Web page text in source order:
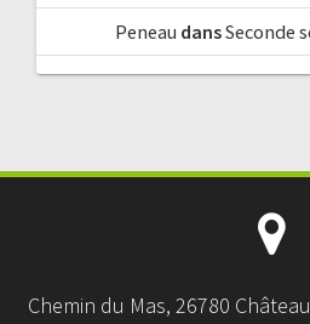
Peneau dansSeconde
Chemin du Mas, 26780